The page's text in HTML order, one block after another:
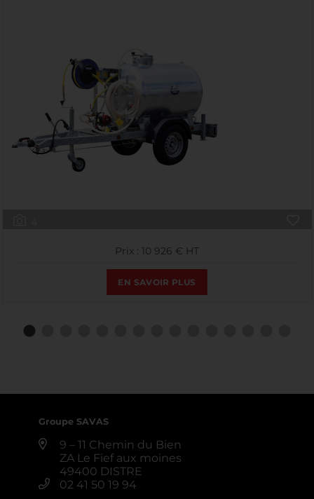
Prix : 10 926 € HT
EN SAVOIR PLUS
Groupe SAVAS
9 – 11 Chemin du Bien
ZA Le Fief aux moines
49400 DISTRE
02 41 50 19 94